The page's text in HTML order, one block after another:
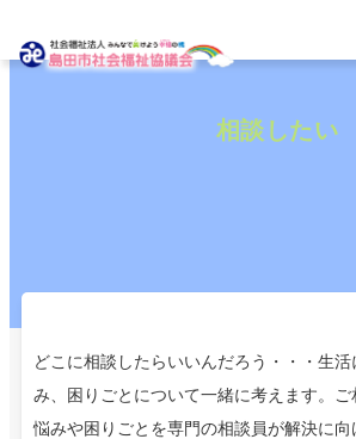
相談したい
どこに相談したらいいんだろう・・・生
み、困りごとについて一緒に考えます。
悩みや困りごとを専門の相談員が解決に